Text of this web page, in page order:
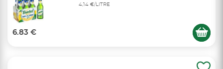
4,14 €/LITRE
6.83 €